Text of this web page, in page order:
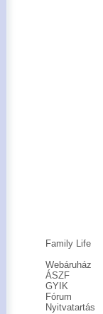
Family Life
Webáruház
ÁSZF
GYIK
Fórum
Nyitvatartás